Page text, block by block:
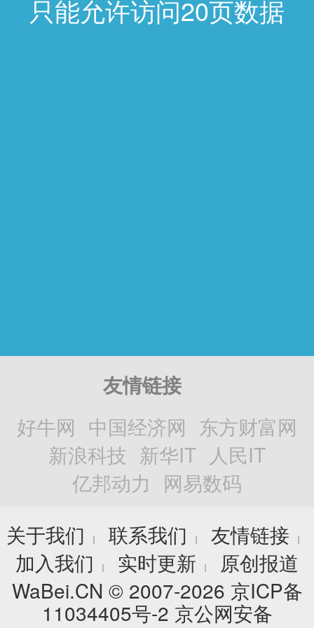
只能允许访问20页数据
友情链接
好牛网 中国经济网 东方财富网
新浪科技 新华IT 人民IT
亿邦动力 网易数码
关于我们
┊ 联系我们 ┊ 友情链接 ┊
加入我们 ┊ 实时更新 ┊
原创报道
WaBei.CN © 2007-2026 京ICP备
11034405号-2 京公网安备